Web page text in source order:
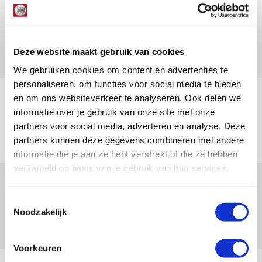
Deze website maakt gebruik van cookies
We gebruiken cookies om content en advertenties te
personaliseren, om functies voor social media te bieden
en om ons websiteverkeer te analyseren. Ook delen we
informatie over je gebruik van onze site met onze
partners voor social media, adverteren en analyse. Deze
partners kunnen deze gegevens combineren met andere
informatie die je aan ze hebt verstrekt of die ze hebben
verzameld op basis van je gebruik van hun services.
Noodzakelijk
Voorkeuren
Ajax zet Shelbourne eenvoudig opzij en
reist met vertrouwen naar Dublin
Word ballenjongen of -meid bij Jong
Ajax - Helmond Sport!
06 AUGUSTUS 2026 - 13:13
PRIJSVRAAG
Reis jij als mascotte mee naar uitduel
06 AUGUSTUS 2026 - 13:04